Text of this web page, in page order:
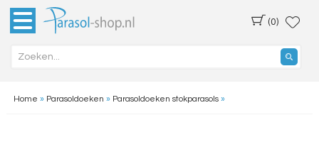
(0)
Home » Parasoldoeken » Parasoldoeken stokparasols»